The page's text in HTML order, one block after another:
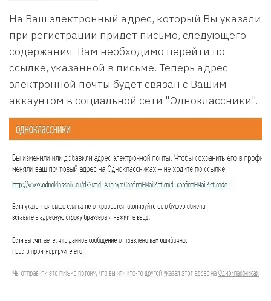
На Ваш электронный адрес, который Вы указали
при регистрации придет письмо, следующего
содержания. Вам необходимо перейти по
ссылке, указанной в письме. Теперь адрес
электронной почты будет связан с Вашим
аккаунтом в социальной сети "Одноклассники".